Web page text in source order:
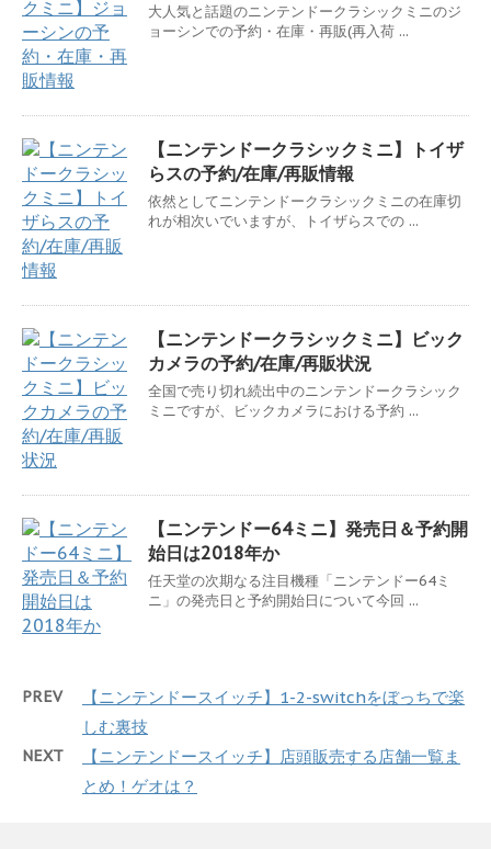
大人気と話題のニンテンドークラシックミニのジ
ョーシンでの予約・在庫・再販(再入荷 ...
【ニンテンドークラシックミニ】トイザ
らスの予約/在庫/再販情報
依然としてニンテンドークラシックミニの在庫切
れが相次いでいますが、トイザらスでの ...
【ニンテンドークラシックミニ】ビック
カメラの予約/在庫/再販状況
全国で売り切れ続出中のニンテンドークラシック
ミニですが、ビックカメラにおける予約 ...
【ニンテンドー64ミニ】発売日＆予約開
始日は2018年か
任天堂の次期なる注目機種「ニンテンドー64ミ
ニ」の発売日と予約開始日について今回 ...
PREV
【ニンテンドースイッチ】1-2-switchをぼっちで楽
しむ裏技
NEXT
【ニンテンドースイッチ】店頭販売する店舗一覧ま
とめ！ゲオは？